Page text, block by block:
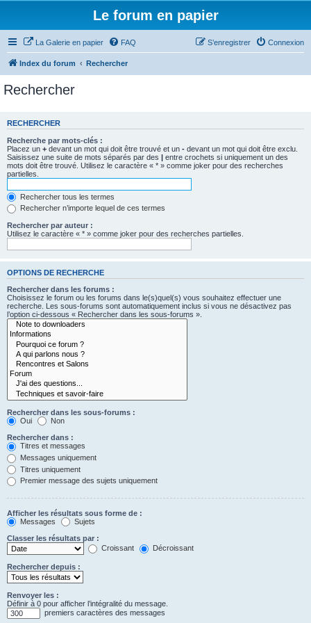
Le forum en papier
La Galerie en papier FAQ Connexion
S’enregistrer
Index du forum Rechercher
Rechercher
RECHERCHER
Recherche par mots-clés :
Placez un + devant un mot qui doit être trouvé et un - devant un mot qui doit être exclu.
Saisissez une suite de mots séparés par des | entre crochets si uniquement un des
mots doit être trouvé. Utilisez le caractère « * » comme joker pour des recherches
partielles.
Rechercher tous les termes
Rechercher n’importe lequel de ces termes
Rechercher par auteur :
Utilisez le caractère « * » comme joker pour des recherches partielles.
OPTIONS DE RECHERCHE
Rechercher dans les forums :
Choisissez le forum ou les forums dans le(s)quel(s) vous souhaitez effectuer une
recherche. Les sous-forums sont automatiquement inclus si vous ne désactivez pas
l’option ci-dessous « Rechercher dans les sous-forums ».
Rechercher dans les sous-forums :
Oui
Non
Rechercher dans :
Titres et messages
Messages uniquement
Titres uniquement
Premier message des sujets uniquement
Afficher les résultats sous forme de :
Messages
Sujets
Classer les résultats par :
Croissant
Décroissant
Rechercher depuis :
Renvoyer les :
Définir à 0 pour afficher l’intégralité du message.
premiers caractères des messages